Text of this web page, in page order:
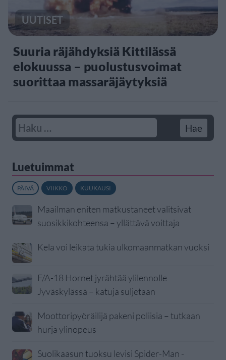
UUTISET
Suuria räjähdyksiä Kittilässä
elokuussa – puolustusvoimat
suorittaa massaräjäytyksiä
Luetuimmat
PÄIVÄ VIIKKO KUUKAUSI
Maailman eniten matkustaneet valitsivat
suosikkikohteensa – yllättävä voittaja
Kela voi leikata tukia ulkomaanmatkan vuoksi
F/A-18 Hornet jyrähtää ylilennolle
Jyväskylässä – katuja suljetaan
Moottoripyöräilijä pakeni poliisia – tutkaan
hurja ylinopeus
Suolikaasun tuoksu levisi Spider-Man -